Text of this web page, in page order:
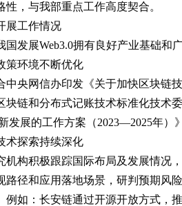
性，与我部重点工作高度契合。
展工作情况
国发展Web3.0拥有良好产业基础和
策环境不断优化
中央网信办印发《关于加快区块链
块链和分布式记账技术标准化技术
发展的工作方案（2023—2025年）
术探索持续深化
机构积极跟踪国际布局及发展情况
路径和应用落地场景，研判预期风
例如：长安链通过开源开放方式，